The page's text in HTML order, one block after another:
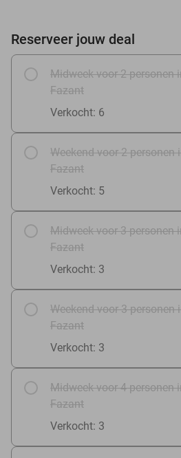
Reserveer jouw deal
Midweek voor 2 personen
Fazant
Verkocht: 6
Weekend voor 2 personen
Fazant
Verkocht: 5
Midweek voor 3 personen
Fazant
Verkocht: 3
Weekend voor 3 personen
Fazant
Verkocht: 3
Midweek voor 4 personen
Fazant
Verkocht: 3